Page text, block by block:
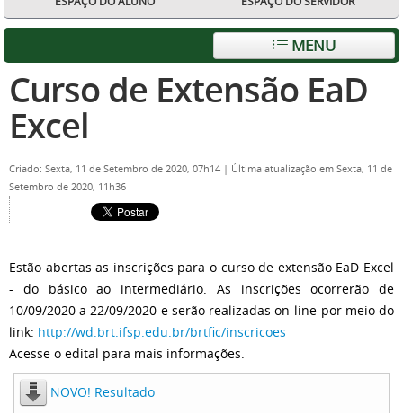
MENU
Curso de Extensão EaD
Excel
Criado: Sexta, 11 de Setembro de 2020, 07h14 | Última atualização em Sexta, 11 de
Setembro de 2020, 11h36
Estão abertas as inscrições para o curso de extensão EaD Excel
- do básico ao intermediário. As inscrições ocorrerão de
10/09/2020 a 22/09/2020 e serão realizadas on-line por meio do
link: http://wd.brt.ifsp.edu.br/brtfic/inscricoes
Acesse o edital para mais informações.
NOVO! Resultado